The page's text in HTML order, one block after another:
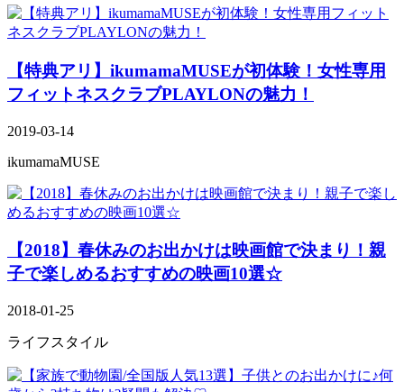
【特典アリ】ikumamaMUSEが初体験！女性専用
フィットネスクラブPLAYLONの魅力！
2019-03-14
ikumamaMUSE
【2018】春休みのお出かけは映画館で決まり！親
子で楽しめるおすすめの映画10選☆
2018-01-25
ライフスタイル